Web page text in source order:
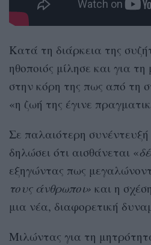
Κατά τη διάρκεια της
ηθοποιός μίλησε και για
στην κόρη της πως από τη
«η ζωή της έγινε
Σε παλαιότερη συνέντευξή
δηλώσει ότι αισθάνεται «
εξηγώντας πως
τους άνθρωποι» και η
μια νέα, διαφορετική
Μιλώντας για τη